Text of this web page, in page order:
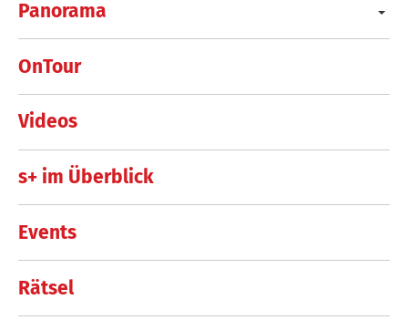
Panorama
OnTour
Videos
s+ im Überblick
Events
Rätsel